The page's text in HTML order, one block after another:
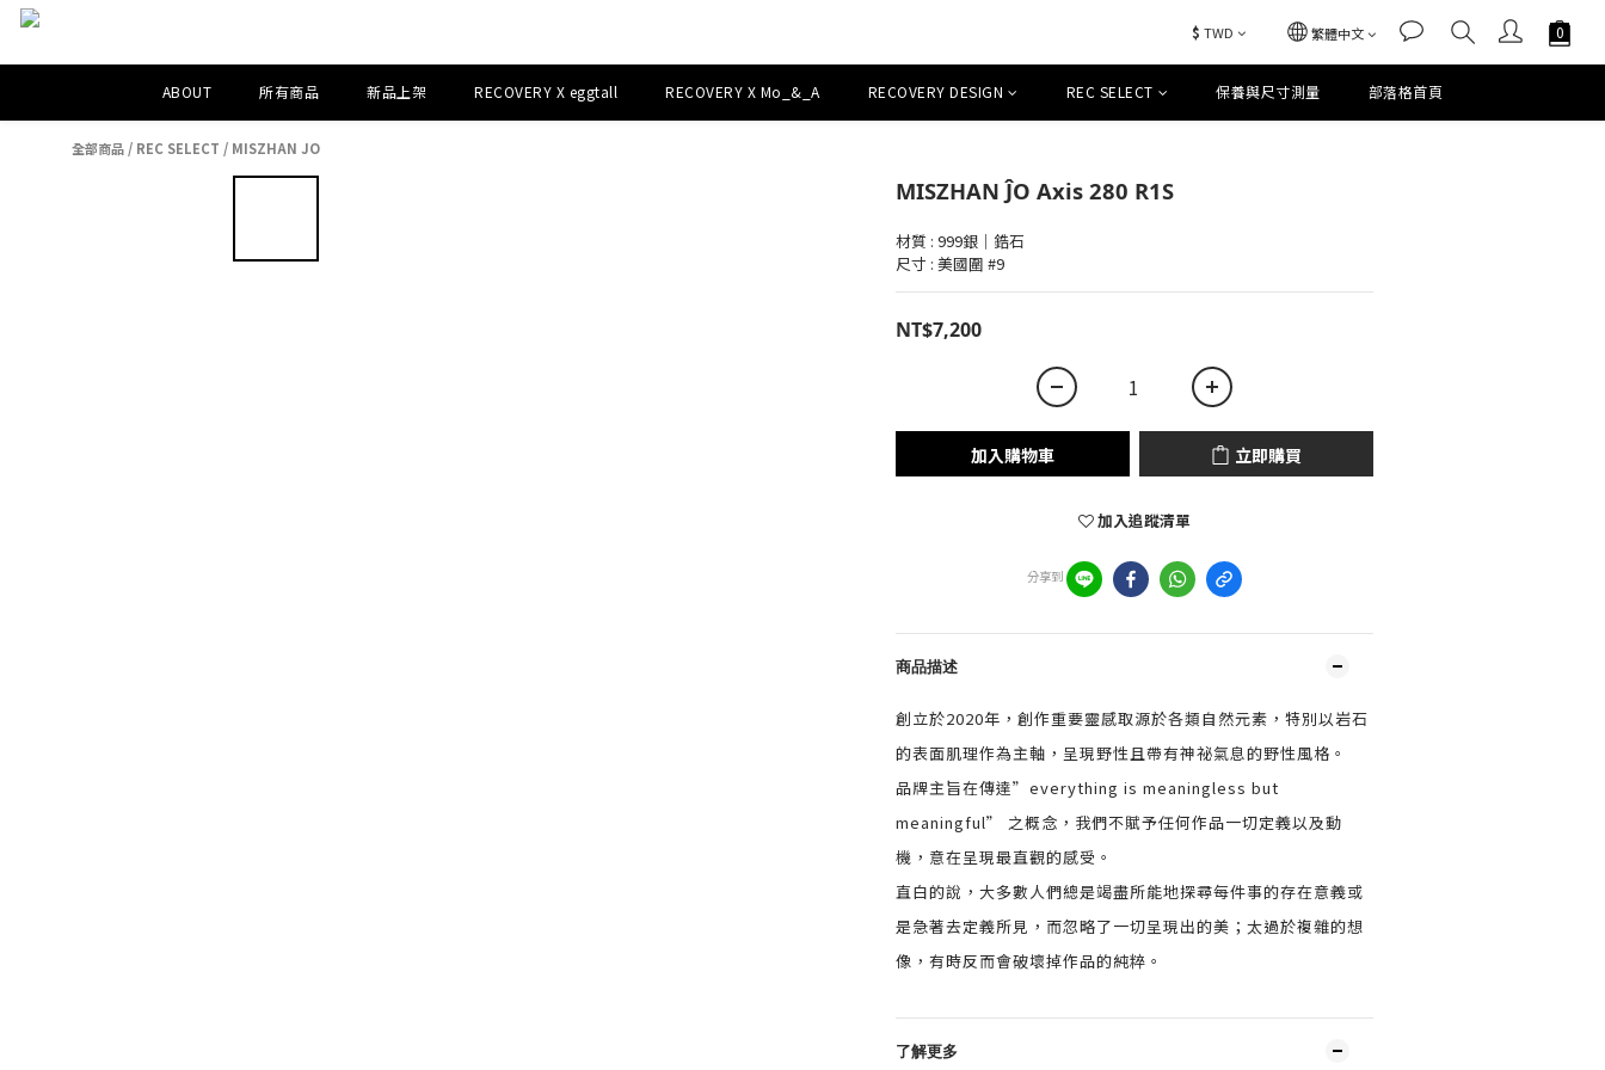
$ TWD 繁體中文
ABOUT 所有商品 新品上架 RECOVERY X eggtall RECOVERY X Mo_&_A RECOVERY DESIGN REC SELECT 保養與尺寸測量 部落格首頁
全部商品 / REC SELECT / MISZHAN JO
MISZHAN ĴO Axis 280 R1S
材質 : 999銀｜鋯石
尺寸 : 美國圍 #9
NT$7,200
加入購物車 立即購買
加入追蹤清單
分享到
商品描述
創立於2020年，創作重要靈感取源於各類自然元素，特別以岩石
的表面肌理作為主軸，呈現野性且帶有神祕氣息的野性風格。
品牌主旨在傳達”everything is meaningless but
meaningful” 之概念，我們不賦予任何作品一切定義以及動
機，意在呈現最直觀的感受。
直白的說，大多數人們總是竭盡所能地探尋每件事的存在意義或
是急著去定義所見，而忽略了一切呈現出的美；太過於複雜的想
像，有時反而會破壞掉作品的純粹。
了解更多